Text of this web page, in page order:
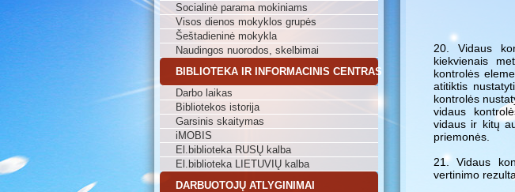
Socialinė parama mokiniams
Visos dienos mokyklos grupės
Šeštadieninė mokykla
Naudingos nuorodos, skelbimai
BIBLIOTEKA IR INFORMACINIS CENTRAS
Darbo laikas
Bibliotekos istorija
Garsinis skaitymas
iMOBIS
El.biblioteka RUSŲ kalba
El.biblioteka LIETUVIŲ kalba
DARBUOTOJŲ ATLYGINIMAI
20. Vidaus
kiekvienais
kontrolės
atitiktis
kontrolės
vidaus
vidaus ir kitų
priemonės.
21. Vidaus
vertinimo